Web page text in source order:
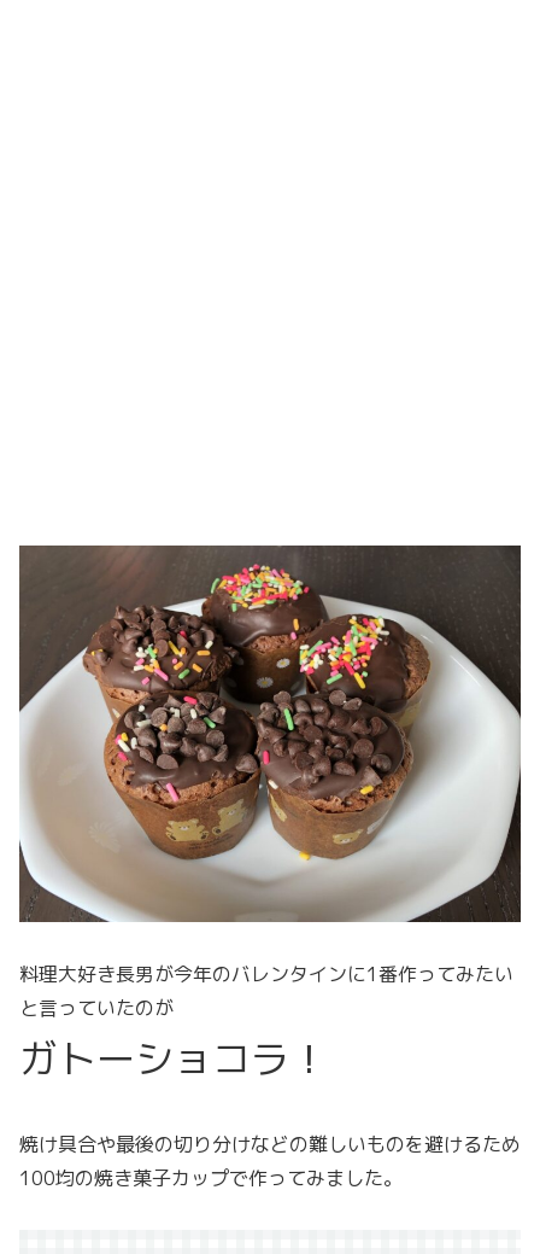
料理大好き長男が今年のバレンタインに1番作ってみたい
と言っていたのが
ガトーショコラ！
焼け具合や最後の切り分けなどの難しいものを避けるため
100均の焼き菓子カップで作ってみました。